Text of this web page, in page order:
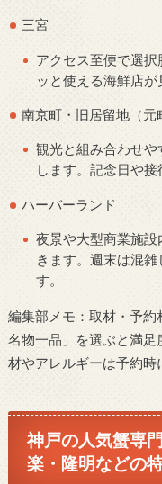
三宮
アクセス至便で選
ッと使える海鮮店が
南京町・旧居留地（元
観光と組み合わせ
します。記念日や接
ハーバーランド
夜景や大型商業施
きます。週末は混
す。
編集部メモ：取材・予約
名物一品」を選ぶと満
材やアレルギーは予約時
神戸の人気蟹専
楽・隆明などの